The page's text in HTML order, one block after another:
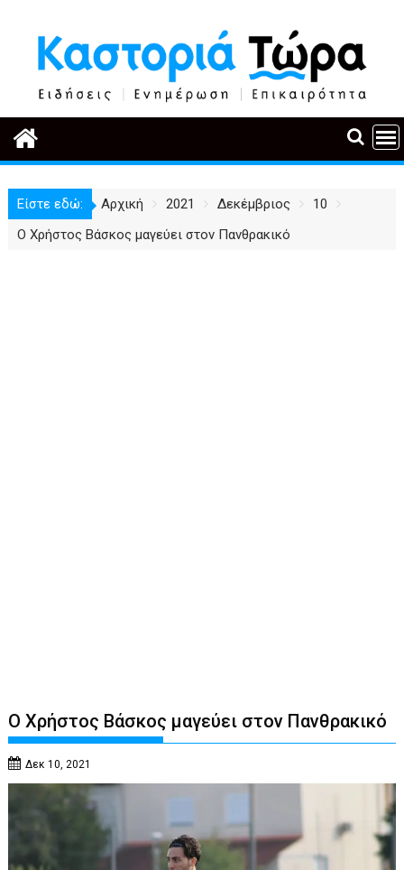
περιεχόμενο
Είστε εδώ: Αρχική 2021 Δεκέμβριος
10
Ο Χρήστος Βάσκος μαγεύει στον Πανθρακικό
Ο Χρήστος Βάσκος μαγεύει στον Πανθρακικό
Δεκ 10, 2021